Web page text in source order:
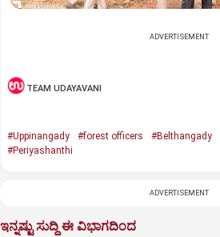
ADVERTISEMENT
TEAM UDAYAVANI
#Uppinangady #forest officers #Belthangady
#Periyashanthi
ADVERTISEMENT
ಇನ್ನಷ್ಟು ಸುದ್ದಿ ಈ ವಿಭಾಗದಿಂದ